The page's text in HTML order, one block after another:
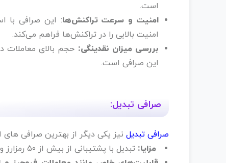
است.
امنیت و سرعت تراکنش‌ها: این صرافی با
امنیت بالایی را در تراکنش‌ها فراهم می‌کند.
بررسی میزان نقدینگی: حجم بالای معاملات
این صرافی است.
صرافی تبدیل:
صرافی تبدیل نیز یکی دیگر از بهترین صرافی های
مزایا: تبدیل با پشتیبانی از بیش از ۵۰ رمزارز و ارائه اپلیکیشن موبایل، تجربه کاربری مناسبی را فراهم می‌کند.